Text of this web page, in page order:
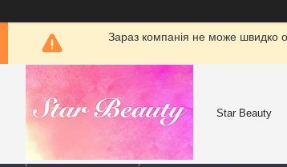
Зараз компанія не може швидко
Star Beauty